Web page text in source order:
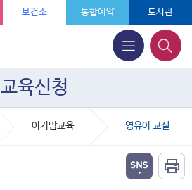
보건소 통합예약 도서관
교육신청
아가맘교육 영유아 교실